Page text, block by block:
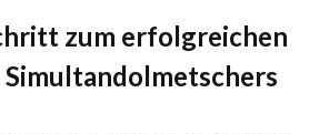
zum erfolgreichen
Simultandolmetschers